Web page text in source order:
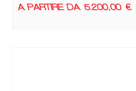
A PARTIRE DA5.200,00€